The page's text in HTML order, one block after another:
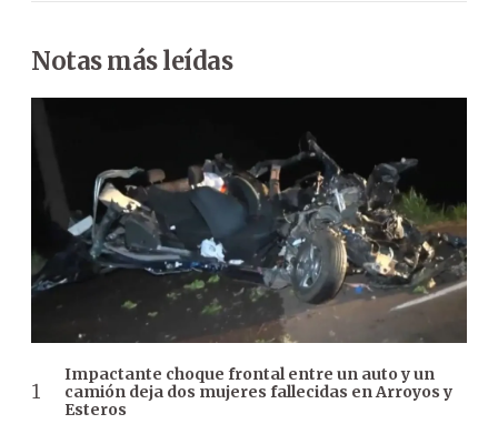
Notas más leídas
Impactante choque frontal entre un auto y un
camión deja dos mujeres fallecidas en Arroyos y
Esteros